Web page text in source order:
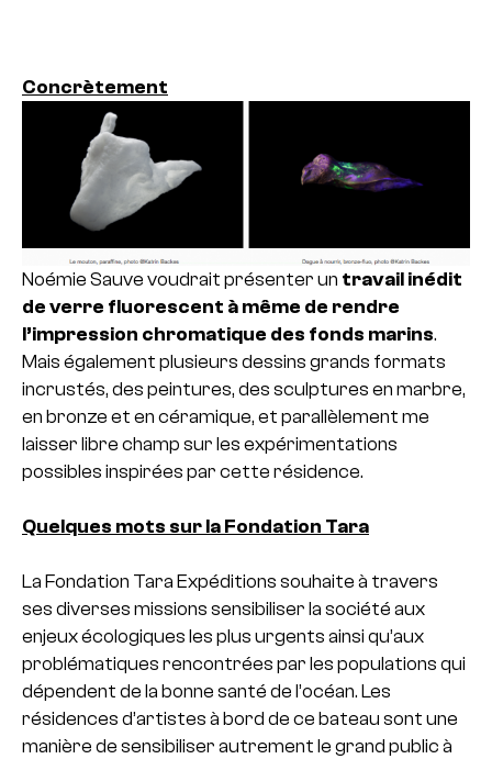
Concrètement
Noémie Sauve voudrait présenter un travail inédit
de verre fluorescent à même de rendre
l’impression chromatique des fonds marins.
Mais également plusieurs dessins grands formats
incrustés, des peintures, des sculptures en marbre,
en bronze et en céramique, et parallèlement me
laisser libre champ sur les expérimentations
possibles inspirées par cette résidence.
Quelques mots sur la Fondation Tara
La Fondation Tara Expéditions souhaite à travers
ses diverses missions sensibiliser la société aux
enjeux écologiques les plus urgents ainsi qu’aux
problématiques rencontrées par les populations qui
dépendent de la bonne santé de l’océan. Les
résidences d’artistes à bord de ce bateau sont une
manière de sensibiliser autrement le grand public à